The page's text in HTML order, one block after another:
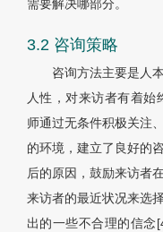
需要解决哪部分。
3.2 咨询策略
咨询方法主要是人
人性，对来访者有着始
师通过无条件积极关注
的环境，建立了良好的
后的原因，鼓励来访者
来访者的最近状况来选
出的一些不合理的信念